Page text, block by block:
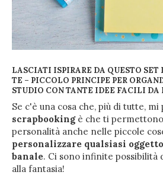
LASCIATI ISPIRARE DA QUESTO
TE – PICCOLO PRINCIPE PER
STUDIO CON TANTE IDEE FACILI DA
Se c'è una cosa che, più di tutte, mi
scrapbookingè che ti
personalità anche nelle piccole
personalizzare qualsiasi
banale. Ci sono infinite possibilità
alla fantasia!